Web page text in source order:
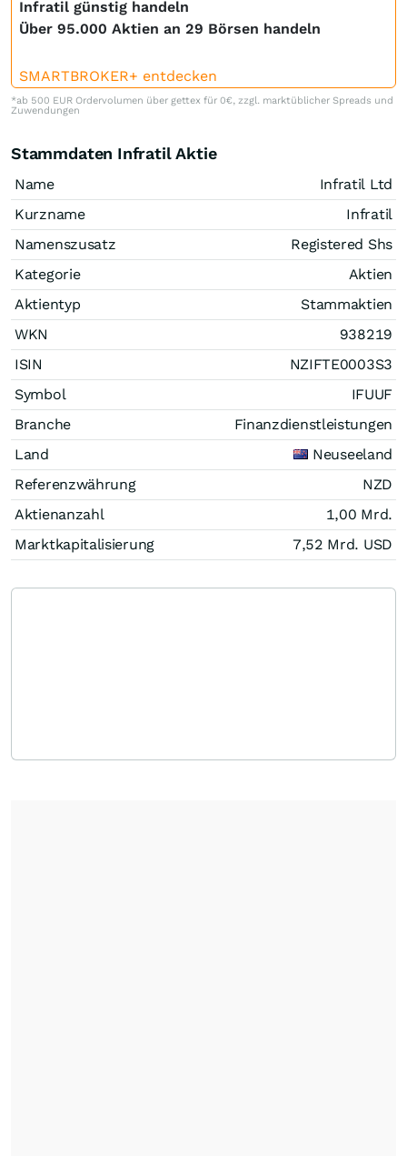
Infratil günstig handeln
Über 95.000 Aktien an 29 Börsen handeln
SMARTBROKER+ entdecken
*ab 500 EUR Ordervolumen über gettex für 0€, zzgl. marktüblicher Spreads und
Zuwendungen
Stammdaten Infratil Aktie
Name
Infratil Ltd
Kurzname
Infratil
Namenszusatz
Registered Shs
Kategorie
Aktien
Aktientyp
Stammaktien
WKN
938219
ISIN
NZIFTE0003S3
Symbol
IFUUF
Branche
Finanzdienstleistungen
Land
Neuseeland
Referenzwährung
NZD
Aktienanzahl
1,00 Mrd.
Marktkapitalisierung
7,52 Mrd. USD